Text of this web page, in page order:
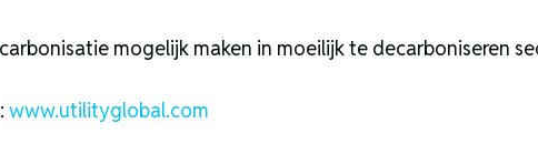
mogelijk maken in moeilijk te decarboniseren
www.utilityglobal.com